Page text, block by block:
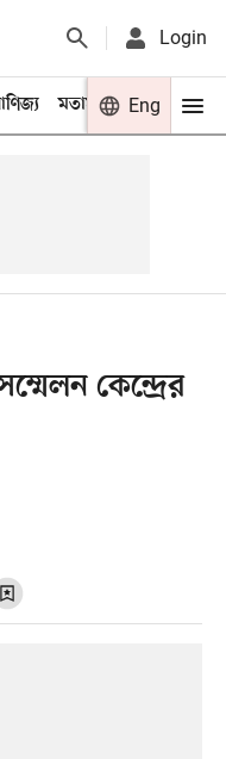
Login
মতামত খেলা
Eng
কেন্দ্রের